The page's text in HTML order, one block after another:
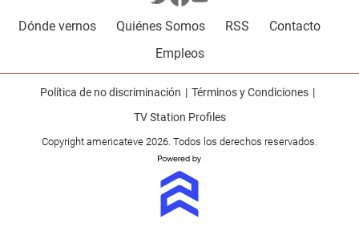
Dónde vernos Quiénes Somos RSS
Contacto
Empleos
Política de no discriminación
Términos y Condiciones
TV Station Profiles
Copyright americateve 2026. Todos los derechos reservados.